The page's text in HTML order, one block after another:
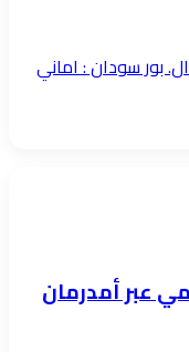
بور سودان : اماني
عبر أمدرمان